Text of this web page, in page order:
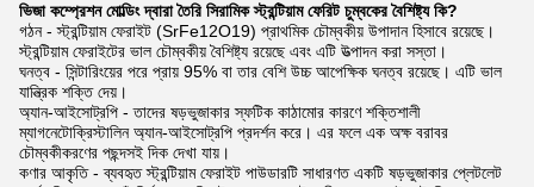
ভিজা কম্প্রেশন মোল্ডিং দ্বারা তৈরি সিরামিক স্ট্রন্টিয়াম ফেরিট চুম্বকের বৈশিষ্ট্য কি?
গঠন - স্ট্রন্টিয়াম ফেরাইট (SrFe12O19) প্রাথমিক চৌম্বকীয় উপাদান হিসাবে রয়েছে।
স্ট্রন্টিয়াম ফেরাইটের ভাল চৌম্বকীয় বৈশিষ্ট্য রয়েছে এবং এটি উত্পাদন করা সস্তা।
ঘনত্ব - সিন্টারিংয়ের পরে প্রায় 95% বা তার বেশি উচ্চ আপেক্ষিক ঘনত্ব রয়েছে। এটি ভাল
যান্ত্রিক শক্তি দেয়।
অ্যান-আইসোট্রপি - তাদের ষড়ভুজাকার স্ফটিক কাঠামোর কারণে শক্তিশালী
ম্যাগনেটোক্রিস্টালিন অ্যান-আইসোট্রপি প্রদর্শন করে। এর ফলে এক অক্ষ বরাবর
চৌম্বকীকরণের পছন্দসই দিক দেখা যায়।
কণার আকৃতি - ব্যবহৃত স্ট্রন্টিয়াম ফেরাইট পাউডারটি সাধারণত একটি ষড়ভুজাকার প্লেটলেট